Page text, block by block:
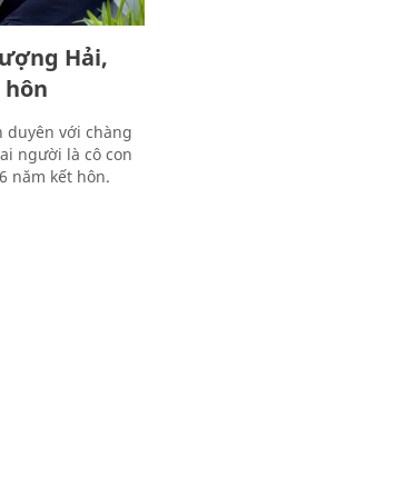
Hải,
hôn
duyên với chàng
người là cô con
năm kết hôn.